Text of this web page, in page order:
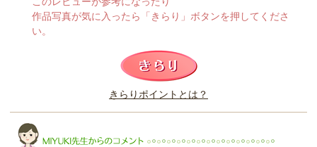
このレビューは参考になりましたか？
作品写真が気に入ったら「きらり」ボタンを押してくださ
い。
きらりポイントとは？